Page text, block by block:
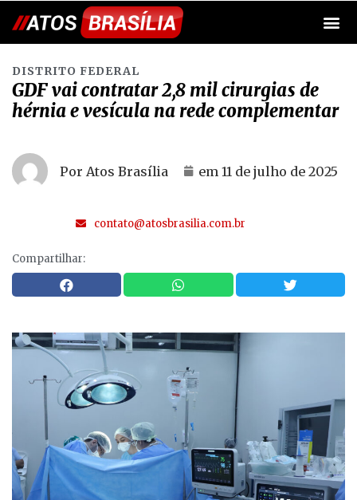
DISTRITO FEDERAL
GDF vai contratar 2,8 mil cirurgias de
hérnia e vesícula na rede complementar
Por Atos Brasília em 11 de julho de 2025
contato@atosbrasilia.com.br
Compartilhar: